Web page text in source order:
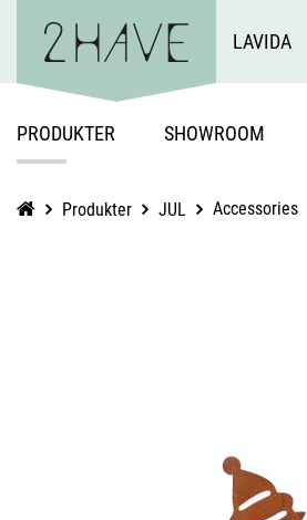
LAVIDA
PRODUKTER SHOWROOM
Produkter JUL Accessories